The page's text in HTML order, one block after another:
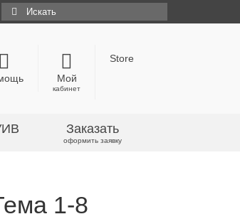
Искать:
Мой
кабинет
Store
Заказать
оформить заявку
1-8